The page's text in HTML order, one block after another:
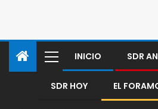
INICIO SDR
SDR HOY EL